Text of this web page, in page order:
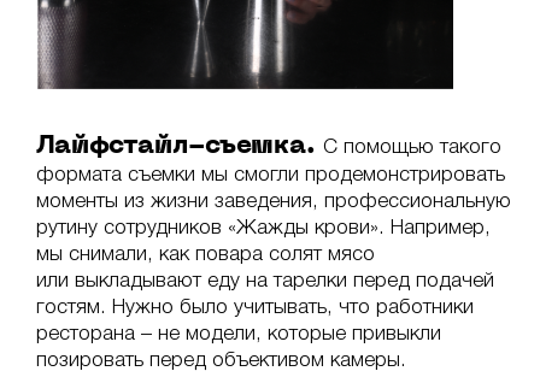
Лайфстайл-съемка. С помощью такого
формата съемки мы смогли продемонстрировать
моменты из жизни заведения, профессиональную
рутину сотрудников «Жажды крови». Например,
мы снимали, как повара солят мясо
или выкладывают еду на тарелки перед подачей
гостям. Нужно было учитывать, что работники
ресторана – не модели, которые привыкли
позировать перед объективом камеры.